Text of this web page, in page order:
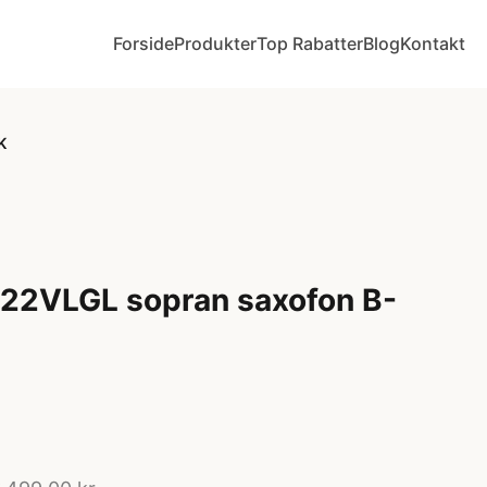
ForsideProdukterTop RabatterBlogKontakt
sopran saxofon B-